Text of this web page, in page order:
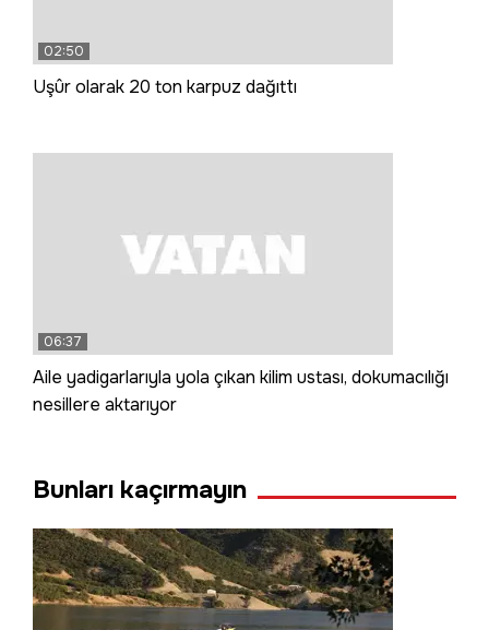
02:50
Uşûr olarak 20 ton karpuz dağıttı
06:37
Aile yadigarlarıyla yola çıkan kilim ustası, dokumacılığı
nesillere aktarıyor
Bunları kaçırmayın